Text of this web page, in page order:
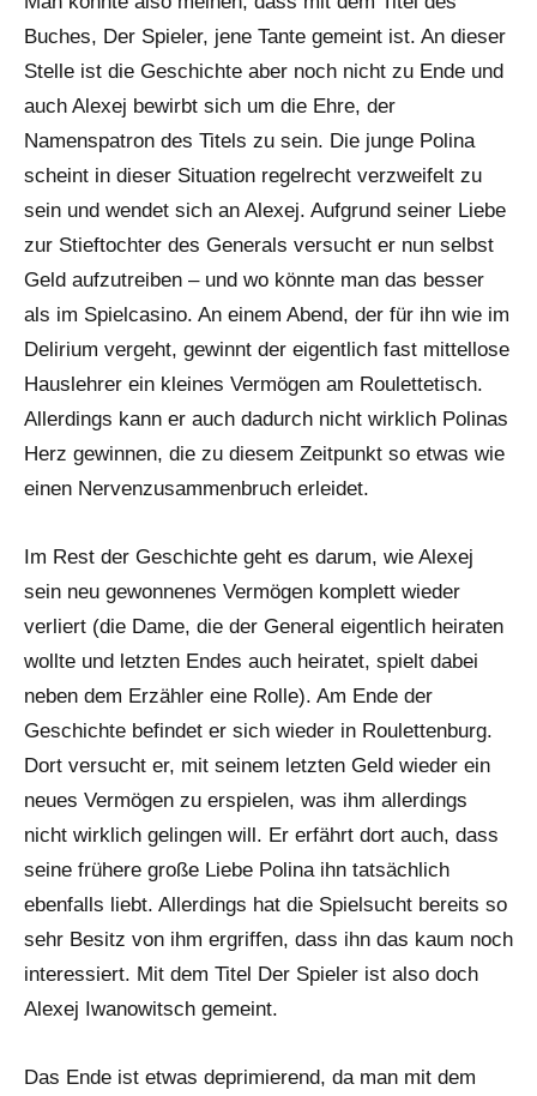
Buches, Der Spieler, jene Tante gemeint ist. An dieser
Stelle ist die Geschichte aber noch nicht zu Ende und
auch Alexej bewirbt sich um die Ehre, der
Namenspatron des Titels zu sein. Die junge Polina
scheint in dieser Situation regelrecht verzweifelt zu
sein und wendet sich an Alexej. Aufgrund seiner Liebe
zur Stieftochter des Generals versucht er nun selbst
Geld aufzutreiben – und wo könnte man das besser
als im Spielcasino. An einem Abend, der für ihn wie im
Delirium vergeht, gewinnt der eigentlich fast mittellose
Hauslehrer ein kleines Vermögen am Roulettetisch.
Allerdings kann er auch dadurch nicht wirklich Polinas
Herz gewinnen, die zu diesem Zeitpunkt so etwas wie
einen Nervenzusammenbruch erleidet.
Im Rest der Geschichte geht es darum, wie Alexej
sein neu gewonnenes Vermögen komplett wieder
verliert (die Dame, die der General eigentlich heiraten
wollte und letzten Endes auch heiratet, spielt dabei
neben dem Erzähler eine Rolle). Am Ende der
Geschichte befindet er sich wieder in Roulettenburg.
Dort versucht er, mit seinem letzten Geld wieder ein
neues Vermögen zu erspielen, was ihm allerdings
nicht wirklich gelingen will. Er erfährt dort auch, dass
seine frühere große Liebe Polina ihn tatsächlich
ebenfalls liebt. Allerdings hat die Spielsucht bereits so
sehr Besitz von ihm ergriffen, dass ihn das kaum noch
interessiert. Mit dem Titel Der Spieler ist also doch
Alexej Iwanowitsch gemeint.
Das Ende ist etwas deprimierend, da man mit dem